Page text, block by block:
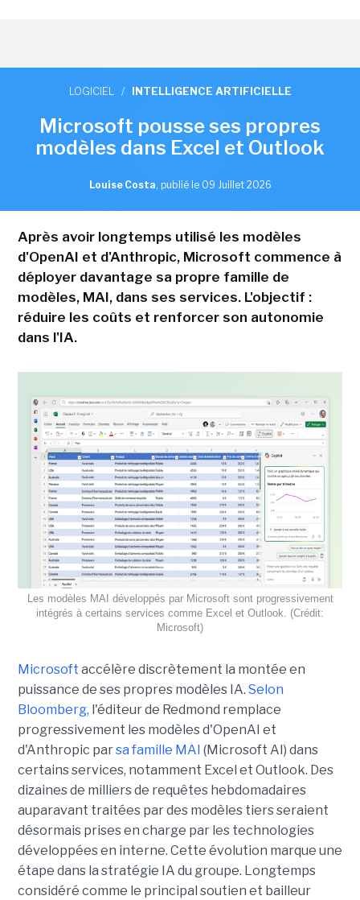
LOGICIEL / INTELLIGENCE ARTIFICIELLE
Microsoft pousse ses propres
modèles dans Excel et Outlook
Louise Costa, publié le 09 Juillet 2026
Après avoir longtemps utilisé les modèles
d'OpenAI et d'Anthropic, Microsoft commence à
déployer davantage sa propre famille de
modèles, MAI, dans ses services. L'objectif :
réduire les coûts et renforcer son autonomie
dans l'IA.
Les modèles MAI développés par Microsoft sont progressivement
intégrés à certains services comme Excel et Outlook. (Crédit:
Microsoft)
Microsoft accélère discrètement la montée en
puissance de ses propres modèles IA. Selon
Bloomberg, l'éditeur de Redmond remplace
progressivement les modèles d'OpenAI et
d'Anthropic parsa famille MAI (Microsoft AI) dans
certains services, notamment Excel et Outlook. Des
dizaines de milliers de requêtes hebdomadaires
auparavant traitées par des modèles tiers seraient
désormais prises en charge par les technologies
développées en interne. Cette évolution marque une
étape dans la stratégie IA du groupe. Longtemps
considéré comme le principal soutien et bailleur